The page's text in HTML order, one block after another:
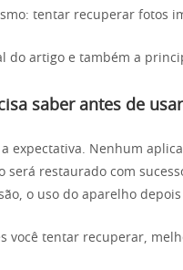
tentar recuperar fotos
do artigo e também a
saber antes de usar
expectativa. Nenhum
será restaurado com
o uso do aparelho
você tentar recuperar,